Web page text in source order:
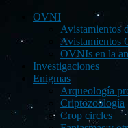
OVNI
Avistamientos
Avistamientos
OVNIs en la
Investigaciones
Enigmas
Arqueología
Criptozoología
Crop circles